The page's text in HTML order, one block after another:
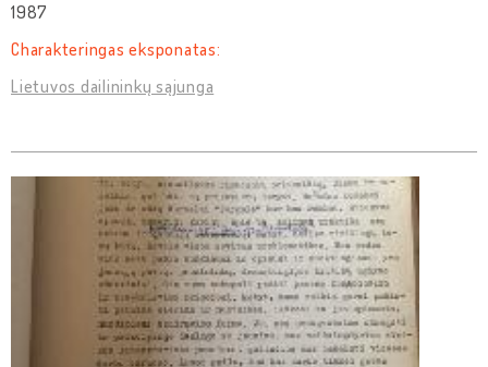
1987
Charakteringas eksponatas:
Lietuvos dailininkų sąjunga